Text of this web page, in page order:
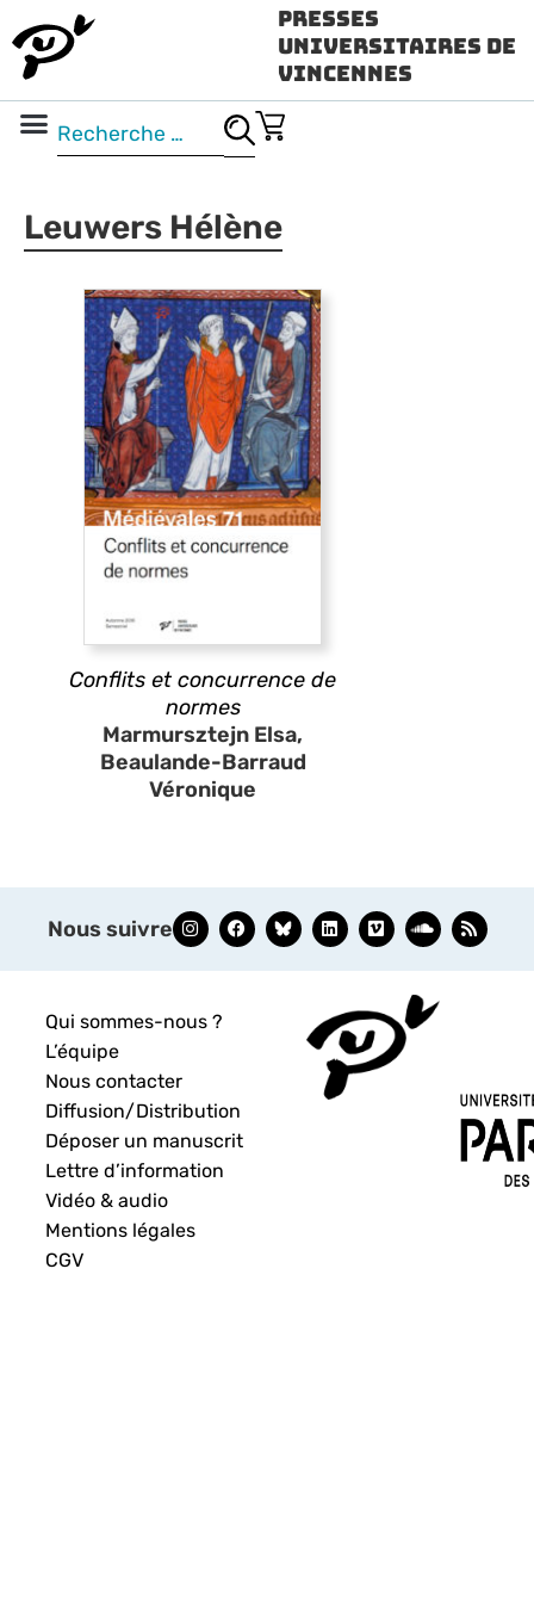
Presses
Universitaires de
Vincennes
Leuwers Hélène
Conflits et concurrence de
normes
Marmursztejn Elsa,
Beaulande-Barraud
Véronique
Nous suivre
Qui sommes-nous ?
L’équipe
Nous contacter
Diffusion/Distribution
Déposer un manuscrit
Lettre d’information
Vidéo & audio
Mentions légales
CGV